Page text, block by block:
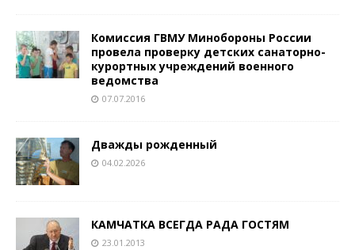
Комиссия ГВМУ Минобороны России
провела проверку детских санаторно-
курортных учреждений военного
ведомства
07.07.2016
Дважды рожденный
04.02.2026
КАМЧАТКА ВСЕГДА РАДА ГОСТЯМ
23.01.2013